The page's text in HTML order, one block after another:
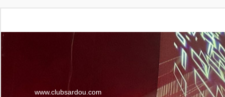
www.clubsardou.com